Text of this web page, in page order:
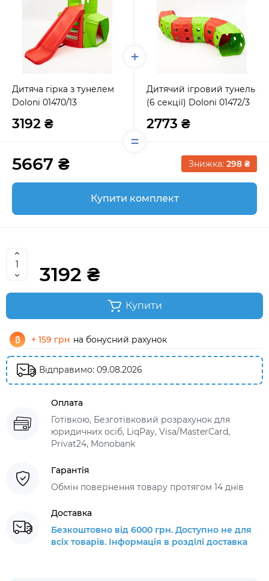
Дитяча гірка з тунелем
Doloni 01470/13
3192 ₴
Дитячий ігровий тунель
(6 секції) Doloni 01472/3
2773 ₴
5667 ₴ Знижка: 298 ₴
Купити комплект
3192 ₴
Купити
+ 159 грн на бонусний рахунок
Відправимо: 09.08.2026
Оплата
Готівкою, Безготівковий розрахунок для
юридичних осіб, LiqPay, Visa/MasterCard,
Privat24, Monobank
Гарантія
Обмін повернення товару протягом 14 днів
Доставка
Безкоштовно від 6000 грн. Доступно не для
всіх товарів. Інформація в розділі доставка